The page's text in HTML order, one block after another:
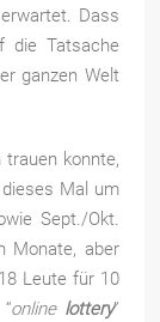
Dass
die Tatsache
ganzen Welt
konnte,
Mal um
Sept./Okt.
Monate, aber
Leute für 10
online lottery”